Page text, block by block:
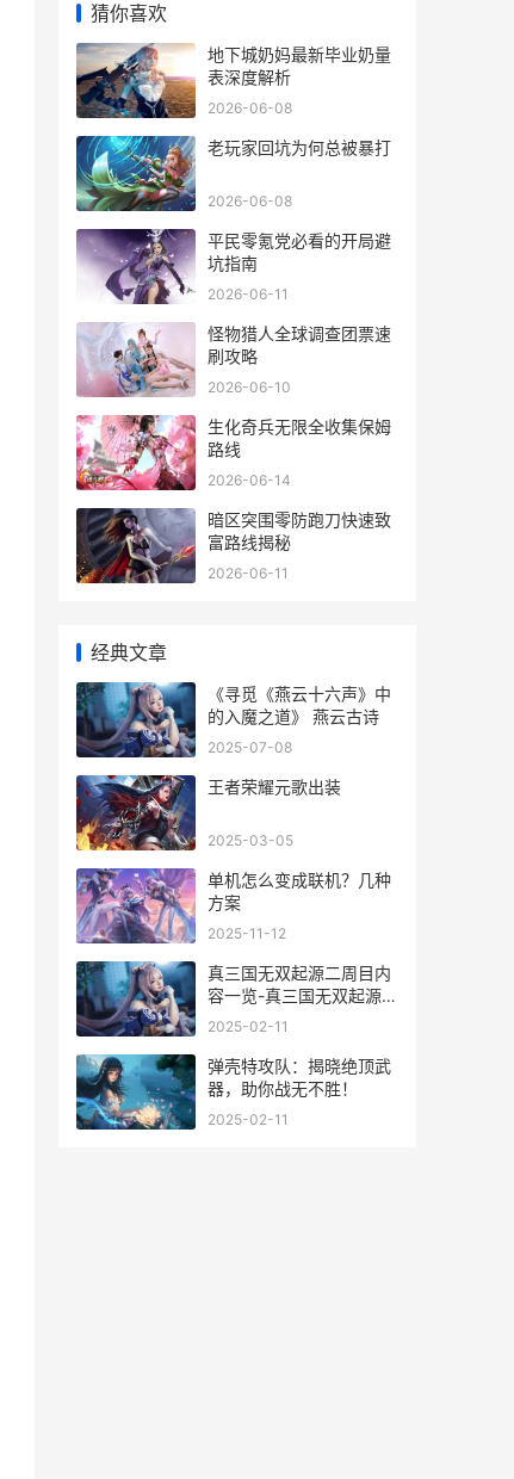
猜你喜欢
地下城奶妈最新毕业奶量
表深度解析
2026-06-08
老玩家回坑为何总被暴打
2026-06-08
平民零氪党必看的开局避
坑指南
2026-06-11
怪物猎人全球调查团票速
刷攻略
2026-06-10
生化奇兵无限全收集保姆
路线
2026-06-14
暗区突围零防跑刀快速致
富路线揭秘
2026-06-11
经典文章
《寻觅《燕云十六声》中
的入魔之道》 燕云古诗
2025-07-08
王者荣耀元歌出装
2025-03-05
单机怎么变成联机？几种
方案
2025-11-12
真三国无双起源二周目内
容一览-真三国无双起源二
周目有什么 真三国无双起
2025-02-11
弹壳特攻队：揭晓绝顶武
器，助你战无不胜！
2025-02-11